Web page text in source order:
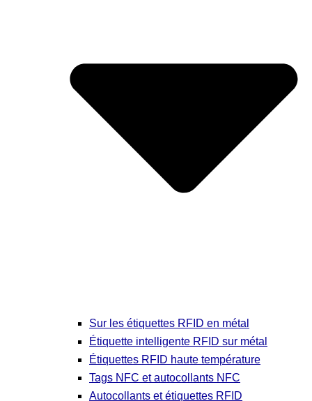
Sur les étiquettes RFID en métal
Étiquette intelligente RFID sur métal
Étiquettes RFID haute température
Tags NFC et autocollants NFC
Autocollants et étiquettes RFID